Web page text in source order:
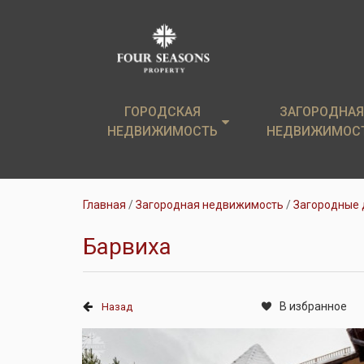
ГОРОДСКАЯ
НЕДВИЖИМОСТЬ
ГОРОДСКАЯ
НЕДВИЖИМОСТЬ
Элитные квартиры
Аренда
ЗАГОРОДНАЯ
ЗАГОРОДНАЯ
Земельные
Главная Загородная недвижимость Загородные
Барвиха
Назад В избранное